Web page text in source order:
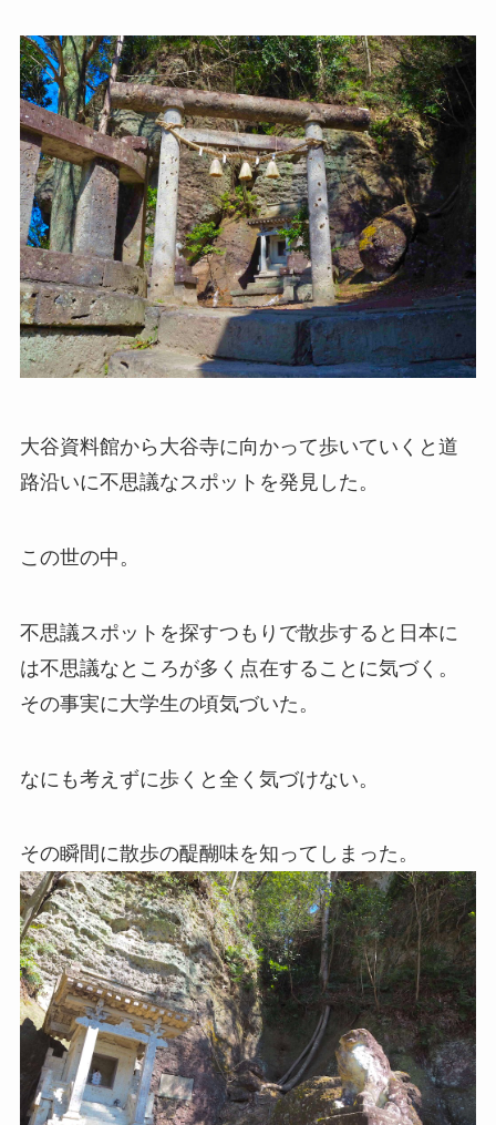
大谷資料館から大谷寺に向かって歩いていくと道
路沿いに不思議なスポットを発見した。
この世の中。
不思議スポットを探すつもりで散歩すると日本に
は不思議なところが多く点在することに気づく。
その事実に大学生の頃気づいた。
なにも考えずに歩くと全く気づけない。
その瞬間に散歩の醍醐味を知ってしまった。